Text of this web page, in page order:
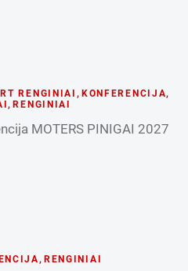
RENGINIAI , KONFERENCIJA,
,RENGINIAI
MOTERS PINIGAI 2027
, RENGINIAI